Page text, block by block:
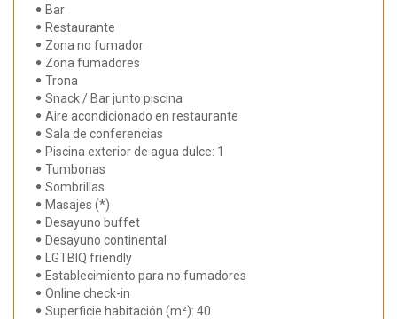
Bar
Restaurante
Zona no fumador
Zona fumadores
Trona
Snack / Bar junto piscina
Aire acondicionado en restaurante
Sala de conferencias
Piscina exterior de agua dulce: 1
Tumbonas
Sombrillas
Masajes (*)
Desayuno buffet
Desayuno continental
LGTBIQ friendly
Establecimiento para no fumadores
Online check-in
Superficie habitación (m²): 40